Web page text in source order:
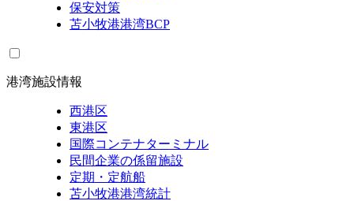
保安対策
苫小牧港港湾BCP
港湾施設情報
西港区
東港区
国際コンテナターミナル
民間企業の係留施設
定期・定航船
苫小牧港港湾統計